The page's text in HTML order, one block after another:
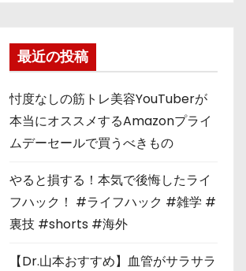
最近の投稿
忖度なしの筋トレ美容YouTuberが
本当にオススメするAmazonプライ
ムデーセールで買うべきもの
やると損する！本気で後悔したライ
フハック！ #ライフハック #雑学 #
裏技 #shorts #海外
【Dr.山本おすすめ】血管がサラサラ